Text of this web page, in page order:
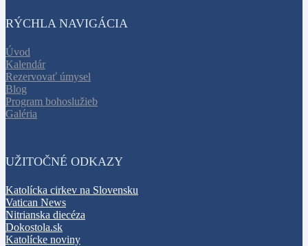
RÝCHLA NAVIGÁCIA
Úvod
Kalendár
Rezervovať úmysel
Blog
Program bohoslužieb
Galéria
UŽITOČNÉ ODKAZY
Katolícka cirkev na Slovensku
Vatican News
Nitrianska diecéza
Dokostola.sk
Katolícke noviny